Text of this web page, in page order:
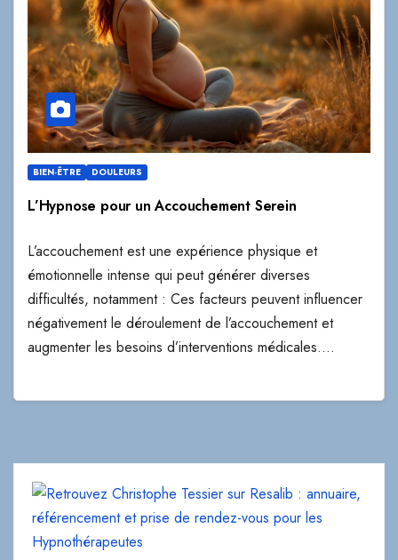
BIEN-ÊTRE DOULEURS
L’Hypnose pour un Accouchement Serein
L’accouchement est une expérience physique et
émotionnelle intense qui peut générer diverses
difficultés, notamment : Ces facteurs peuvent influencer
négativement le déroulement de l’accouchement et
augmenter les besoins d’interventions médicales.…